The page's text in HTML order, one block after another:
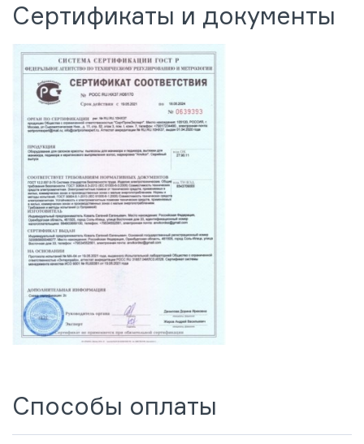
Сертификаты и документы
Способы оплаты